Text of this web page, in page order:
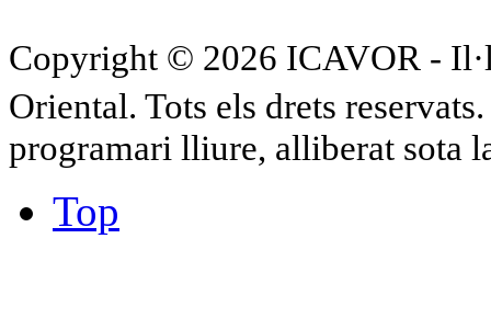
Copyright © 2026 ICAVOR -
Oriental. Tots els drets
programari lliure, alliberat sota
Top